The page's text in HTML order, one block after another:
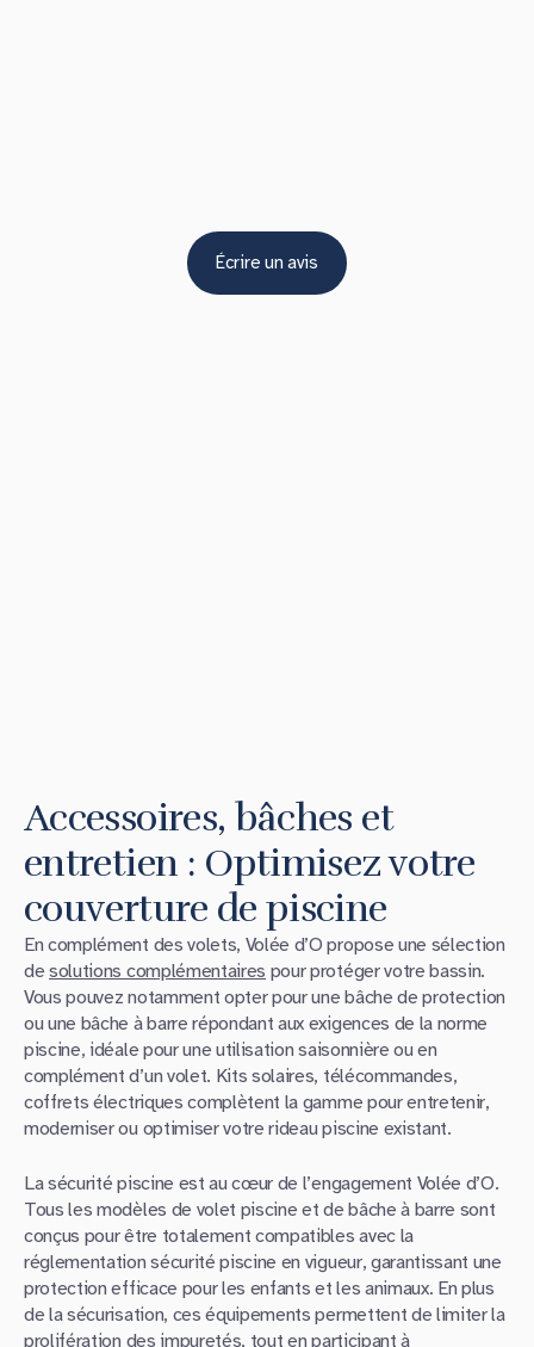
Écrire un avis
Accessoires, bâches et
entretien : Optimisez votre
couverture de piscine
En complément des volets, Volée d’O propose une sélection
desolutions complémentaires pour protéger votre bassin.
Vous pouvez notamment opter pour une bâche de protection
ou une bâche à barre répondant aux exigences de la norme
piscine, idéale pour une utilisation saisonnière ou en
complément d’un volet. Kits solaires, télécommandes,
coffrets électriques complètent la gamme pour entretenir,
moderniser ou optimiser votre rideau piscine existant.
La sécurité piscine est au cœur de l’engagement Volée d’O.
Tous les modèles de volet piscine et de bâche à barre sont
conçus pour être totalement compatibles avec la
réglementation sécurité piscine en vigueur, garantissant une
protection efficace pour les enfants et les animaux. En plus
de la sécurisation, ces équipements permettent de limiter la
prolifération des impuretés, tout en participant à